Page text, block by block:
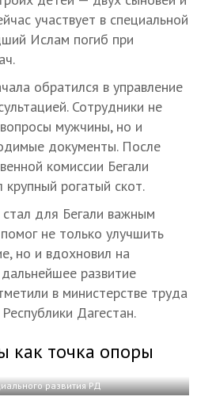
участвует в специальной
Ислам погиб при
обратился в управление
Сотрудники не
мужчины, но и
документы. После
комиссии Бегали
крупный рогатый скот.
для Бегали важным
не только улучшить
но и вдохновил на
развитие
в министерстве труда
Дагестан.
как точка опоры
развития РД